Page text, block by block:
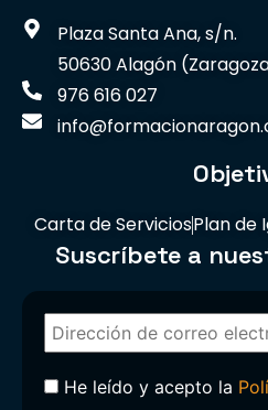
Plaza Santa Ana, s/n.
50630 Alagón
976 616 027
Carta de ServiciosPlan de
Suscríbete a
He leído y acepto la